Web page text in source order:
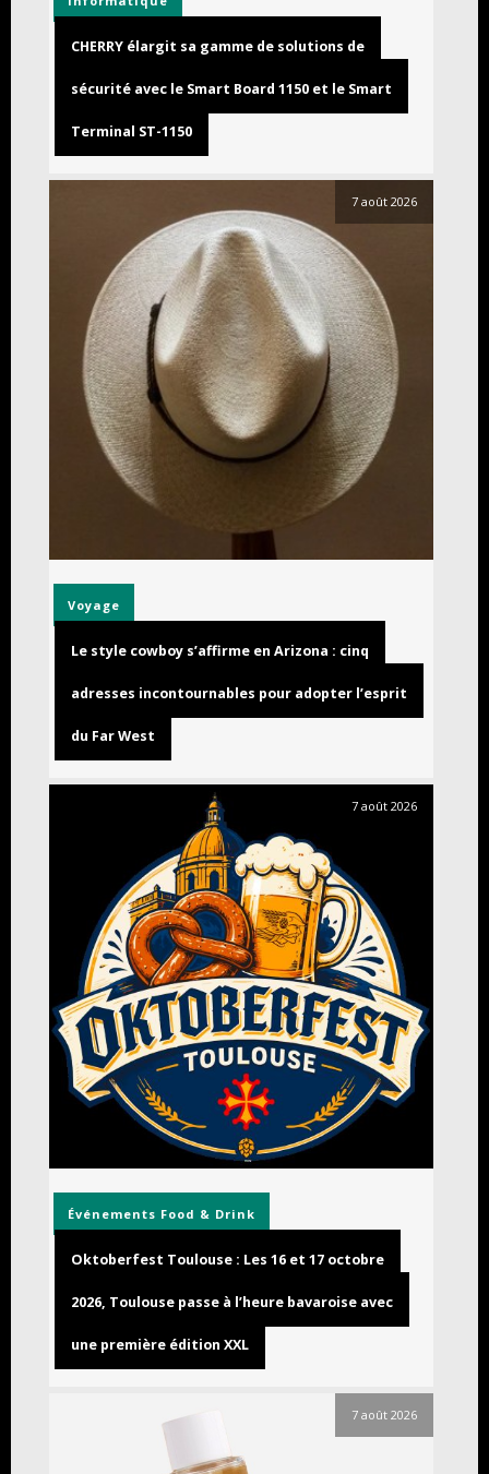
CHERRY élargit sa gamme de solutions de
sécurité avec le Smart Board 1150 et le Smart
Terminal ST-1150
7 août 2026
Voyage
Le style cowboy s’affirme en Arizona : cinq
adresses incontournables pour adopter l’esprit
du Far West
7 août 2026
Événements Food & Drink
Oktoberfest Toulouse : Les 16 et 17 octobre
2026, Toulouse passe à l’heure bavaroise avec
une première édition XXL
7 août 2026